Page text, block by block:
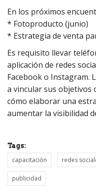
En los próximos
* Fotoproducto (junio)
* Estrategia de venta
Es requisito llevar
aplicación de redes
Facebook o Instagram.
a vincular sus objetivos
cómo elaborar una
aumentar la visibilidad
Tags:
capacitación redes
publicidad